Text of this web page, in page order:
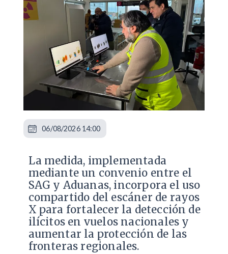
La medida, implementada
mediante un convenio entre el
SAG y Aduanas, incorpora el uso
compartido del escáner de rayos
X para fortalecer la detección de
ilícitos en vuelos nacionales y
aumentar la protección de las
fronteras regionales.
06/08/2026 14:00